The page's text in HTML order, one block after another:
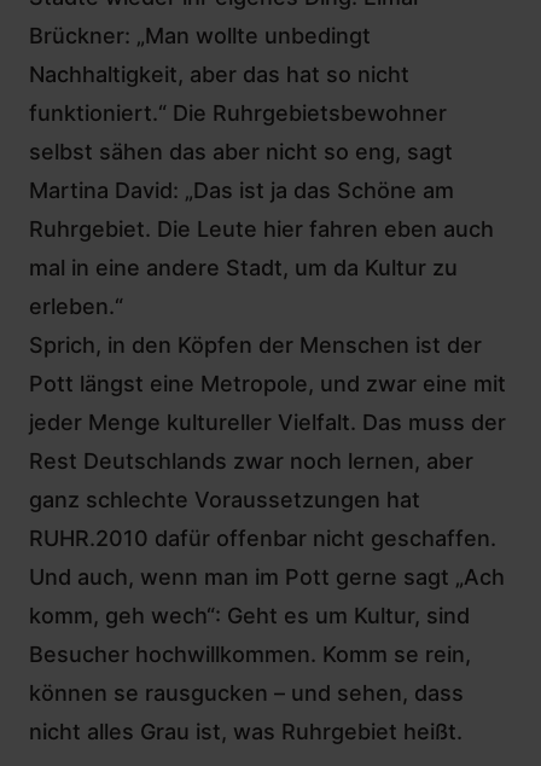
Brückner: „Man wollte unbedingt
Nachhaltigkeit, aber das hat so nicht
funktioniert.“ Die Ruhrgebietsbewohner
selbst sähen das aber nicht so eng, sagt
Martina David: „Das ist ja das Schöne am
Ruhrgebiet. Die Leute hier fahren eben auch
mal in eine andere Stadt, um da Kultur zu
erleben.“
Sprich, in den Köpfen der Menschen ist der
Pott längst eine Metropole, und zwar eine mit
jeder Menge kultureller Vielfalt. Das muss der
Rest Deutschlands zwar noch lernen, aber
ganz schlechte Voraussetzungen hat
RUHR.2010 dafür offenbar nicht geschaffen.
Und auch, wenn man im Pott gerne sagt „Ach
komm, geh wech“: Geht es um Kultur, sind
Besucher hochwillkommen. Komm se rein,
können se rausgucken – und sehen, dass
nicht alles Grau ist, was Ruhrgebiet heißt.